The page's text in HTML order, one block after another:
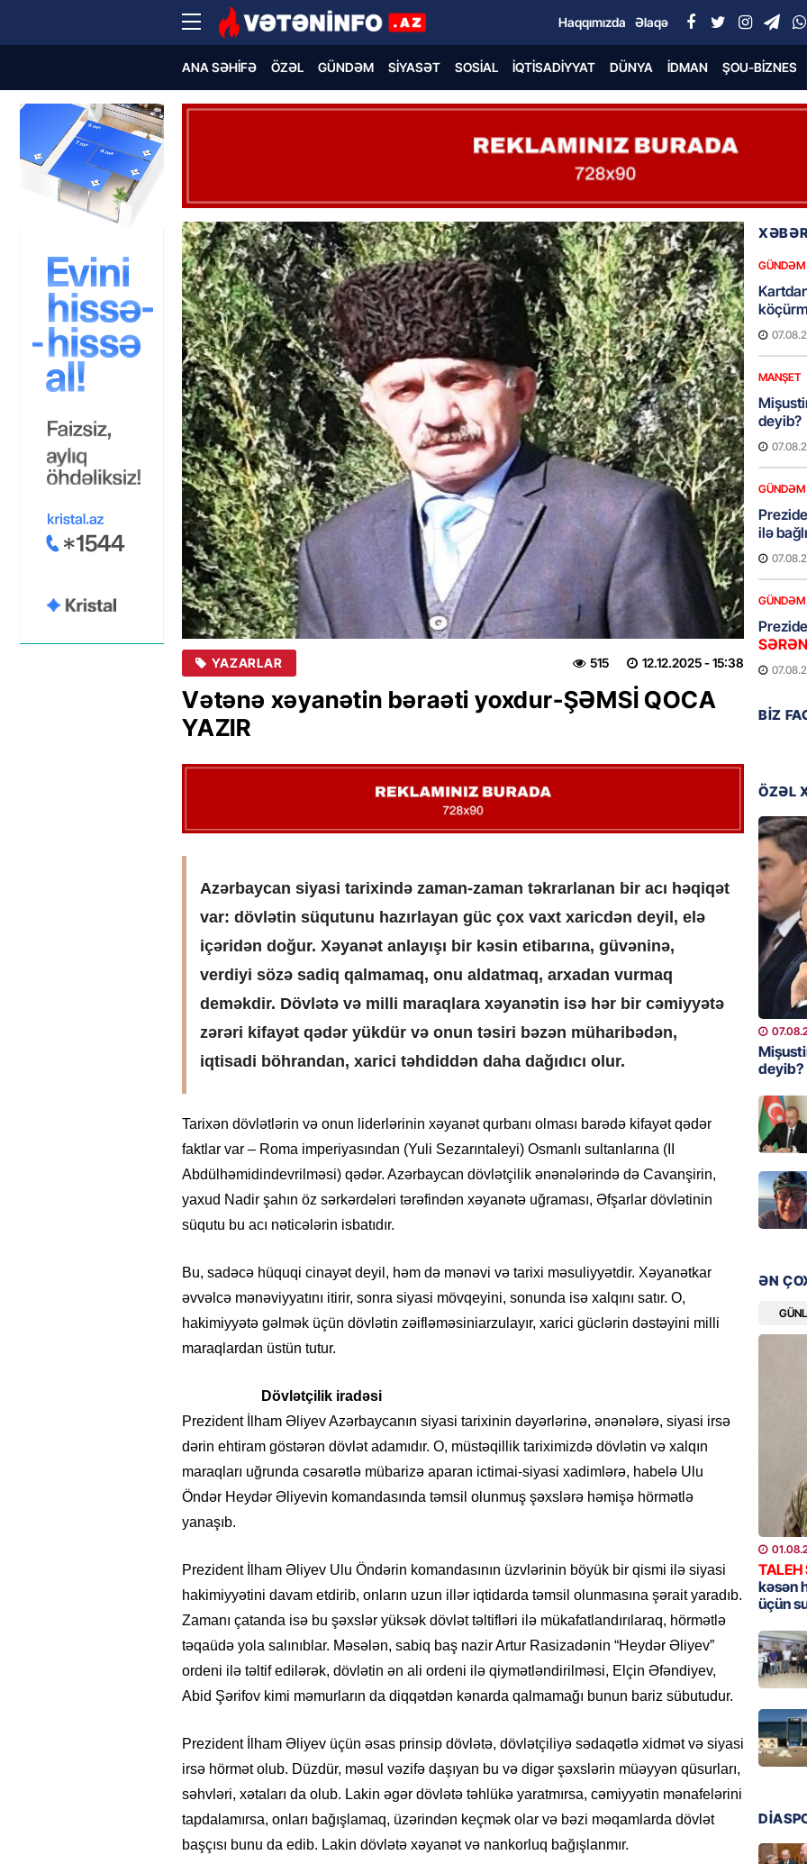
Haqqımızda Əlaqə
ANA SƏHIFƏ ÖZƏL GÜNDƏM SIYASƏT SOSIAL İQTISADIYYAT DÜNYA İDMAN ŞOU-BIZNES
YAZARLAR 12.12.2025- 15:38
515
Vətənə xəyanətin bəraəti yoxdur-ŞƏMSİ QOCA
YAZIR
Azərbaycan siyasi tarixində zaman-zaman təkrarlanan bir acı həqiqət
var: dövlətin süqutunu hazırlayan güc çox vaxt xaricdən deyil, elə
içəridən doğur. Xəyanət anlayışı bir kəsin etibarına, güvəninə,
verdiyi sözə sadiq qalmamaq, onu aldatmaq, arxadan vurmaq
deməkdir. Dövlətə və milli maraqlara xəyanətin isə hər bir cəmiyyətə
zərəri kifayət qədər yükdür və onun təsiri bəzən müharibədən,
iqtisadi böhrandan, xarici təhdiddən daha dağıdıcı olur.
Tarixən dövlətlərin və onun liderlərinin xəyanət qurbanı olması barədə kifayət qədər
faktlar var – Roma imperiyasından (Yuli Sezarıntaleyi) Osmanlı sultanlarına (II
Abdülhəmidindevrilməsi) qədər. Azərbaycan dövlətçilik ənənələrində də Cavanşirin,
yaxud Nadir şahın öz sərkərdələri tərəfindən xəyanətə uğraması, Əfşarlar dövlətinin
süqutu bu acı nəticələrin isbatıdır.
Bu, sadəcə hüquqi cinayət deyil, həm də mənəvi və tarixi məsuliyyətdir. Xəyanətkar
əvvəlcə mənəviyyatını itirir, sonra siyasi mövqeyini, sonunda isə xalqını satır. O,
hakimiyyətə gəlmək üçün dövlətin zəifləməsiniarzulayır, xarici güclərin dəstəyini milli
maraqlardan üstün tutur.
Dövlətçilik iradəsi
Prezident İlham Əliyev Azərbaycanın siyasi tarixinin dəyərlərinə, ənənələrə, siyasi irsə
dərin ehtiram göstərən dövlət adamıdır. O, müstəqillik tariximizdə dövlətin və xalqın
maraqları uğrunda cəsarətlə mübarizə aparan ictimai-siyasi xadimlərə, habelə Ulu
Öndər Heydər Əliyevin komandasında təmsil olunmuş şəxslərə həmişə hörmətlə
yanaşıb.
Prezident İlham Əliyev Ulu Öndərin komandasının üzvlərinin böyük bir qismi ilə siyasi
hakimiyyətini davam etdirib, onların uzun illər iqtidarda təmsil olunmasına şərait yaradıb.
Zamanı çatanda isə bu şəxslər yüksək dövlət təltifləri ilə mükafatlandırılaraq, hörmətlə
təqaüdə yola salınıblar. Məsələn, sabiq baş nazir Artur Rasizadənin “Heydər Əliyev”
ordeni ilə təltif edilərək, dövlətin ən ali ordeni ilə qiymətləndirilməsi, Elçin Əfəndiyev,
Abid Şərifov kimi məmurların da diqqətdən kənarda qalmamağı bunun bariz sübutudur.
Prezident İlham Əliyev üçün əsas prinsip dövlətə, dövlətçiliyə sədaqətlə xidmət və siyasi
irsə hörmət olub. Düzdür, məsul vəzifə daşıyan bu və digər şəxslərin müəyyən qüsurları,
səhvləri, xətaları da olub. Lakin əgər dövlətə təhlükə yaratmırsa, cəmiyyətin mənafelərini
tapdalamırsa, onları bağışlamaq, üzərindən keçmək olar və bəzi məqamlarda dövlət
başçısı bunu da edib. Lakin dövlətə xəyanət və nankorluq bağışlanmır.
GÜNDƏM
MANŞET
deyib?
GÜNDƏM
ilə
GÜNDƏM
ÖZƏL
GÜNDƏM
verildi
GÜNDƏM
HADISƏ
şəxs
ÖZƏL
GÜNDƏM
13
Rəsmi
İran
katib
GÜNDƏM
Şəhid
üçün
Ali
müəllif
MANŞET
Rusiya
ÖZƏL
BIZ
ÖZƏL
deyib?
ƏN
TALEH
kəsən
üçün